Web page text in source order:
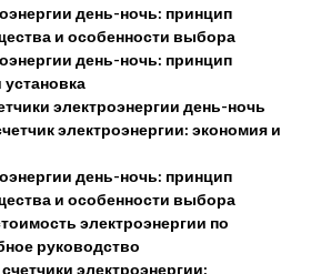
день-ночь: принцип
и особенности выбора
день-ночь: принцип
электроэнергии день-ночь
электроэнергии: экономия и
день-ночь: принцип
и особенности выбора
электроэнергии по
руководство
электроэнергии: